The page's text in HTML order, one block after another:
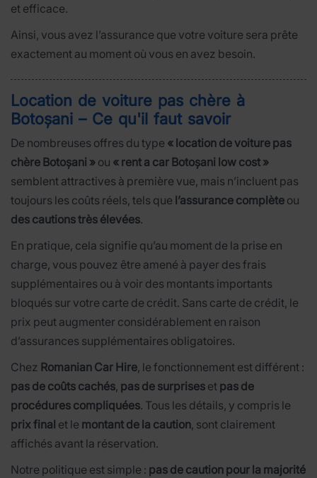
et efficace.
Ainsi, vous avez l’assurance que votre voiture sera prête
exactement au moment où vous en avez besoin.
Location de voiture pas chère à
Botoșani – Ce qu'il faut savoir
De nombreuses offres du type « location de voiture pas
chère Botoșani » ou « rent a car Botoșani low cost »
semblent attractives à première vue, mais n’incluent pas
toujours les coûts réels, tels que l’assurance complète ou
des cautions très élevées.
En pratique, cela signifie qu’au moment de la prise en
charge, vous pouvez être amené à payer des frais
supplémentaires ou à voir des montants importants
bloqués sur votre carte de crédit. Sans carte de crédit, le
prix peut augmenter considérablement en raison
d’assurances supplémentaires obligatoires.
Chez Romanian Car Hire, le fonctionnement est différent :
pas de coûts cachés, pas de surprises et pas de
procédures compliquées. Tous les détails, y compris le
prix final et le montant de la caution, sont clairement
affichés avant la réservation.
Notre politique est simple : pas de caution pour la majorité